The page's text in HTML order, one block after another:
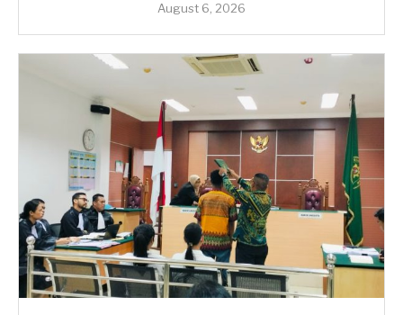
August 6, 2026